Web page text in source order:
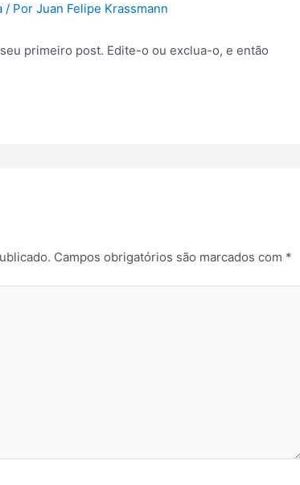
/ PorJuan Felipe Krassmann
primeiro post. Edite-o ou exclua-o, e então
Campos obrigatórios são marcados com *